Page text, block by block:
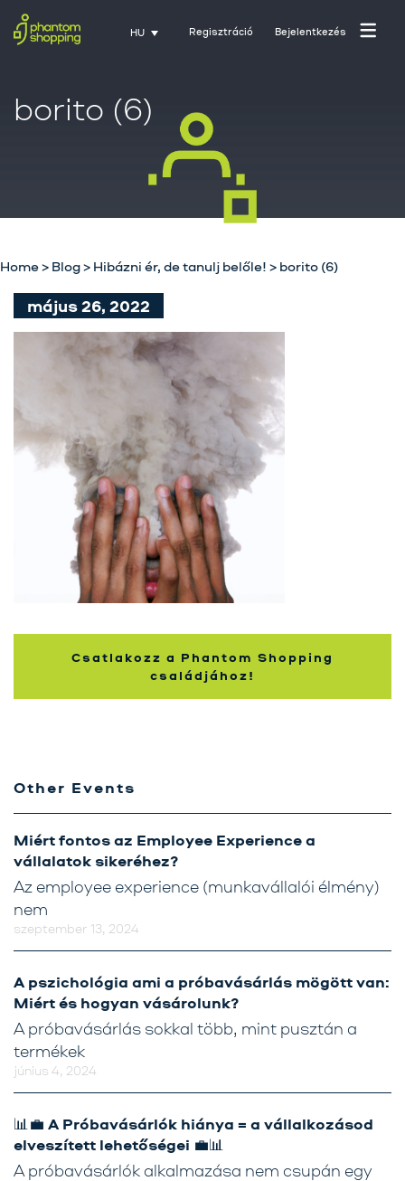
HU Regisztráció Bejelentkezés
Üzletágak
Szolgáltatásaink
Karrier
Kapcsolat
Tréning
Próbavásárlóknak
Blog
borito (6)
Home> Blog> Hibázni ér, de tanulj belőle! > borito (6)
május 26, 2022
Csatlakozz a Phantom Shopping
családjához!
Other Events
Miért fontos az Employee Experience a
vállalatok sikeréhez?
szeptember 13, 2024
Az employee experience (munkavállalói élmény)
nem
A pszichológia ami a próbavásárlás mögött van:
Miért és hogyan vásárolunk?
június 4, 2024
A próbavásárlás sokkal több, mint pusztán a
termékek
📊💼 A Próbavásárlók hiánya = a vállalkozásod
elveszített lehetőségei 💼📊
A próbavásárlók alkalmazása nem csupán egy